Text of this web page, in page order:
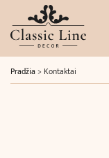
Pradžia> Kontaktai